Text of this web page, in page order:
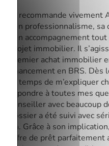
Je recommande
son professionnalisme,
son accompagnement
projet immobilier. Il
premier achat immobilier
financement en BRS.
le temps de m’expliquer
répondre à toutes mes
conseiller avec beaucoup
dossier a été suivi avec
fin. Grâce à son
offre de prêt parfaitement